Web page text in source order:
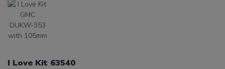
I Love Kit 63540